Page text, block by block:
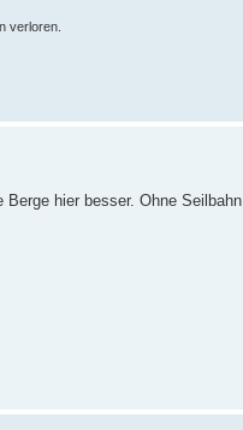
verloren.
hier besser. Ohne Seilbahn